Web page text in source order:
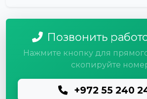
Позвонить
Нажмите кнопку для
скопируйте
+972 55 240